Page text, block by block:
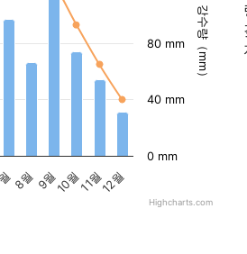
강수량（mm）
8월 9월10월11월12월
0 mm
40 mm
80 mm
Highcharts.com